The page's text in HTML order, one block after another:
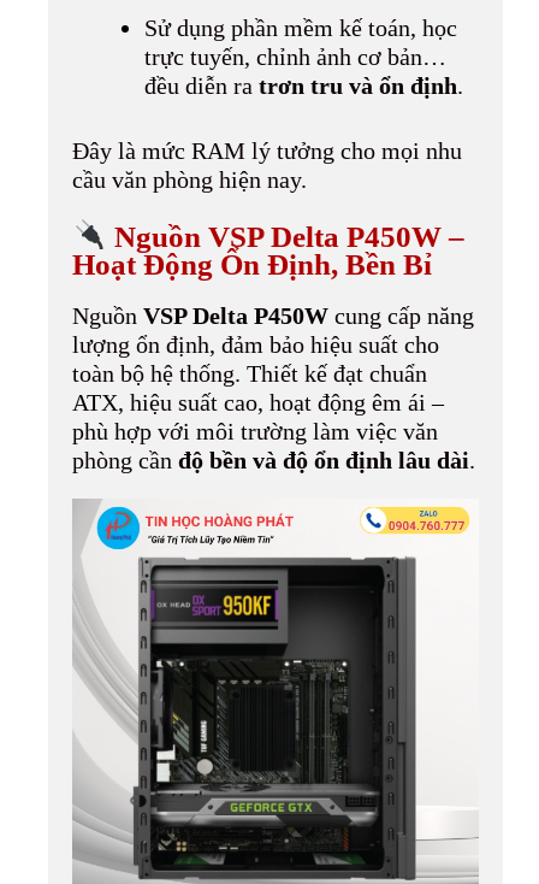
Sử dụng phần mềm kế toán, học
trực tuyến, chỉnh ảnh cơ bản…
đều diễn ra trơn tru và ổn định.
Đây là mức RAM lý tưởng cho mọi nhu
cầu văn phòng hiện nay.
Nguồn VSP Delta P450W –
Hoạt Động Ổn Định, Bền Bỉ
Nguồn VSP Delta P450W cung cấp năng
lượng ổn định, đảm bảo hiệu suất cho
toàn bộ hệ thống. Thiết kế đạt chuẩn
ATX, hiệu suất cao, hoạt động êm ái –
phù hợp với môi trường làm việc văn
phòng cần độ bền và độ ổn định lâu dài.